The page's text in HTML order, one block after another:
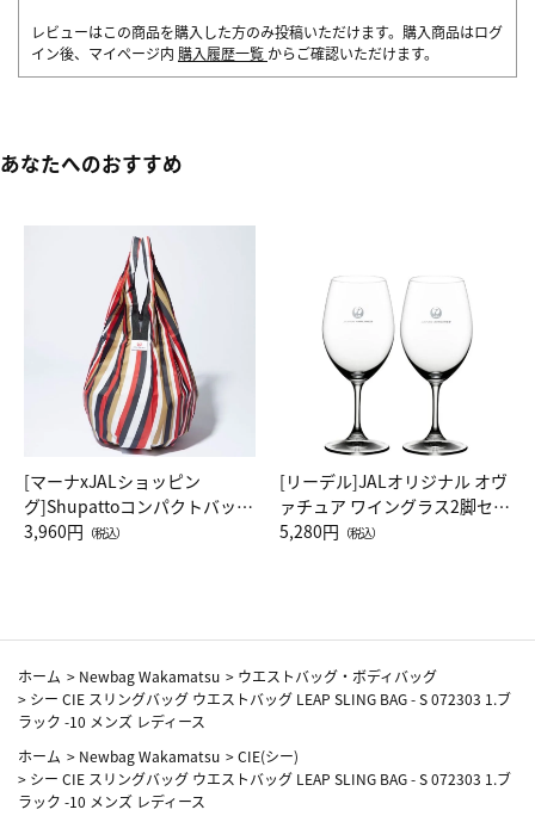
レビューはこの商品を購入した方のみ投稿いただけます。購入商品はログ
イン後、マイページ内 購入履歴一覧 からご確認いただけます。
あなたへのおすすめ
[マーナxJALショッピン
グ]Shupattoコンパクトバッグ
Drop JAL客室乗務員（LC）ス
3,960円 （税込）
[リーデル]JALオリジナル オヴ
ァチュア ワイングラス2脚セッ
ト（レッドワイン）
5,280円 （税込）
ホーム > Newbag Wakamatsu > ウエストバッグ・ボディバッグ
> シー CIE スリングバッグ ウエストバッグ LEAP SLING BAG - S 072303 1.ブ
ラック -10 メンズ レディース
ホーム > Newbag Wakamatsu >CIE(シー)
> シー CIE スリングバッグ ウエストバッグ LEAP SLING BAG - S 072303 1.ブ
ラック -10 メンズ レディース